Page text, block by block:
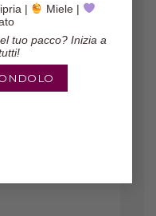
|
Miele |
tuo pacco? Inizia a
sono veramente belli,